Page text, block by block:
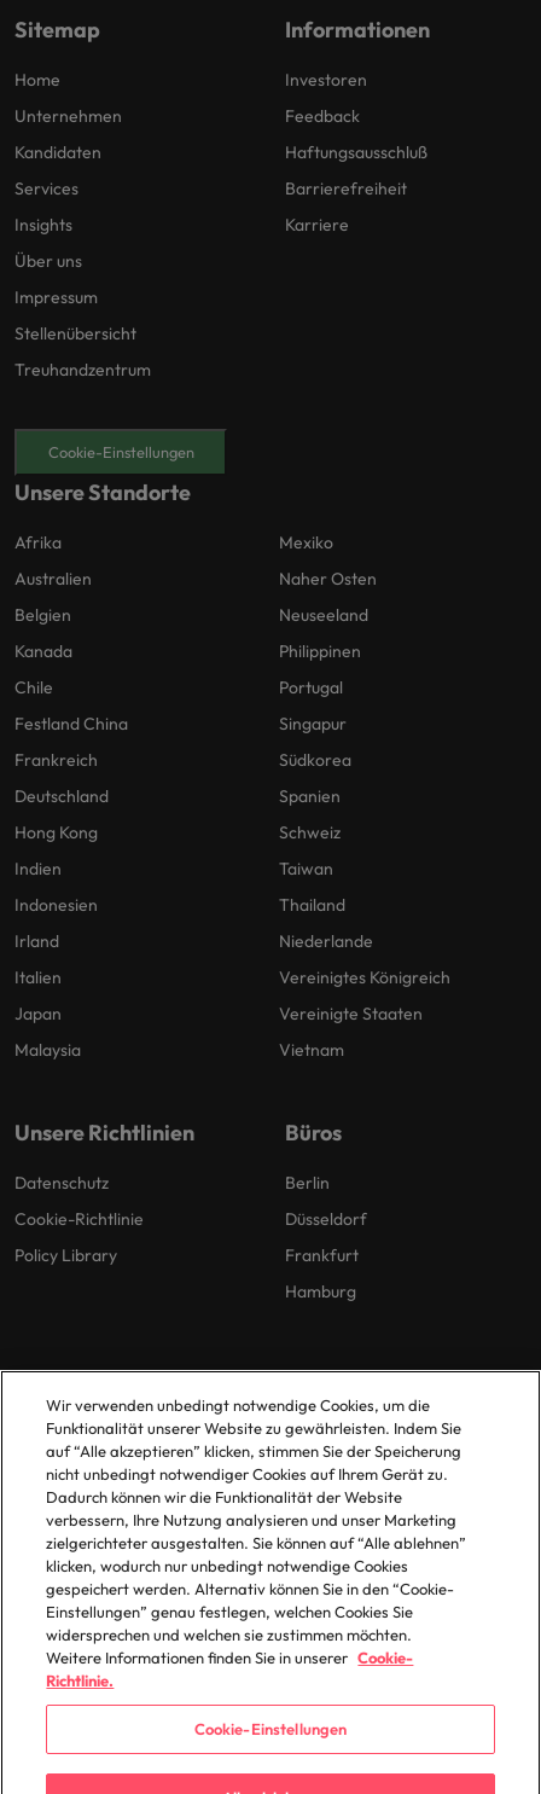
Sitemap
Home
Unternehmen
Kandidaten
Services
Insights
Über uns
Impressum
Stellenübersicht
Treuhandzentrum
Informationen
Investoren
Feedback
Haftungsausschluß
Barrierefreiheit
Karriere
Cookie-Einstellungen
Unsere Standorte
Afrika
Australien
Belgien
Kanada
Chile
Festland China
Frankreich
Deutschland
Hong Kong
Indien
Indonesien
Irland
Italien
Japan
Malaysia
Mexiko
Naher Osten
Neuseeland
Philippinen
Portugal
Singapur
Südkorea
Spanien
Schweiz
Taiwan
Thailand
Niederlande
Vereinigtes Königreich
Vereinigte Staaten
Vietnam
Unsere Richtlinien
Datenschutz
Cookie-Richtlinie
Policy Library
Büros
Berlin
Düsseldorf
Frankfurt
Hamburg
© 2025 Robert Walters Plc. All Rights Reserved.
Wir verwenden unbedingt notwendige Cookies, um die
Funktionalität unserer Website zu gewährleisten. Indem Sie
auf “Alle akzeptieren” klicken, stimmen Sie der Speicherung
nicht unbedingt notwendiger Cookies auf Ihrem Gerät zu.
Dadurch können wir die Funktionalität der Website
verbessern, Ihre Nutzung analysieren und unser Marketing
zielgerichteter ausgestalten. Sie können auf “Alle ablehnen”
klicken, wodurch nur unbedingt notwendige Cookies
gespeichert werden. Alternativ können Sie in den “Cookie-
Einstellungen” genau festlegen, welchen Cookies Sie
widersprechen und welchen sie zustimmen möchten.
Weitere Informationen finden Sie in unserer Cookie-
Richtlinie.
Cookie-Einstellungen